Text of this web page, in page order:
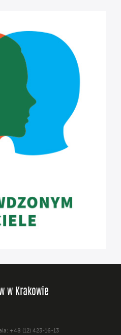
w Krakowie
+48 (12) 423-16-13